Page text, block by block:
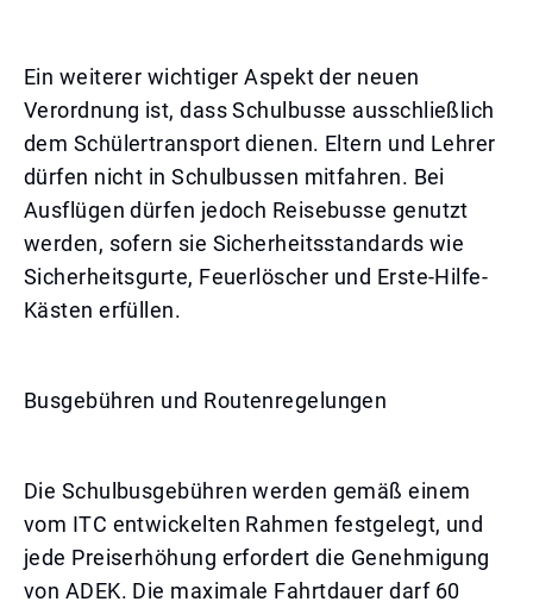
Ein weiterer wichtiger Aspekt der neuen
Verordnung ist, dass Schulbusse ausschließlich
dem Schülertransport dienen. Eltern und Lehrer
dürfen nicht in Schulbussen mitfahren. Bei
Ausflügen dürfen jedoch Reisebusse genutzt
werden, sofern sie Sicherheitsstandards wie
Sicherheitsgurte, Feuerlöscher und Erste-Hilfe-
Kästen erfüllen.
Busgebühren und Routenregelungen
Die Schulbusgebühren werden gemäß einem
vom ITC entwickelten Rahmen festgelegt, und
jede Preiserhöhung erfordert die Genehmigung
von ADEK. Die maximale Fahrtdauer darf 60